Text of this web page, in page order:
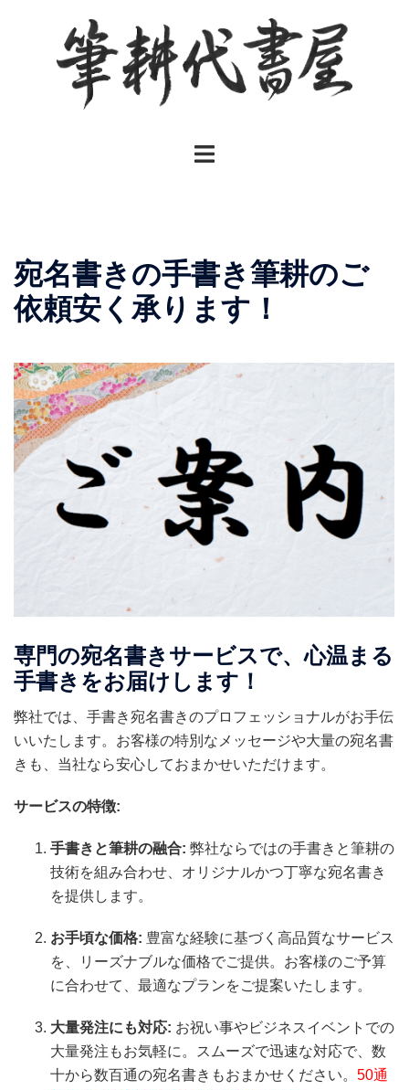
ト
ュ
ー
宛名書きの手書き筆耕のご
依頼安く承ります！
専門の宛名書きサービスで、心温まる
手書きをお届けします！
弊社では、手書き宛名書きのプロフェッショナルがお手伝
いいたします。お客様の特別なメッセージや大量の宛名書
きも、当社なら安心しておまかせいただけます。
サービスの特徴:
手書きと筆耕の融合: 弊社ならではの手書きと筆耕の
技術を組み合わせ、オリジナルかつ丁寧な宛名書き
を提供します。
お手頃な価格: 豊富な経験に基づく高品質なサービス
を、リーズナブルな価格でご提供。お客様のご予算
に合わせて、最適なプランをご提案いたします。
大量発注にも対応: お祝い事やビジネスイベントでの
大量発注もお気軽に。スムーズで迅速な対応で、数
十から数百通の宛名書きもおまかせください。 50通